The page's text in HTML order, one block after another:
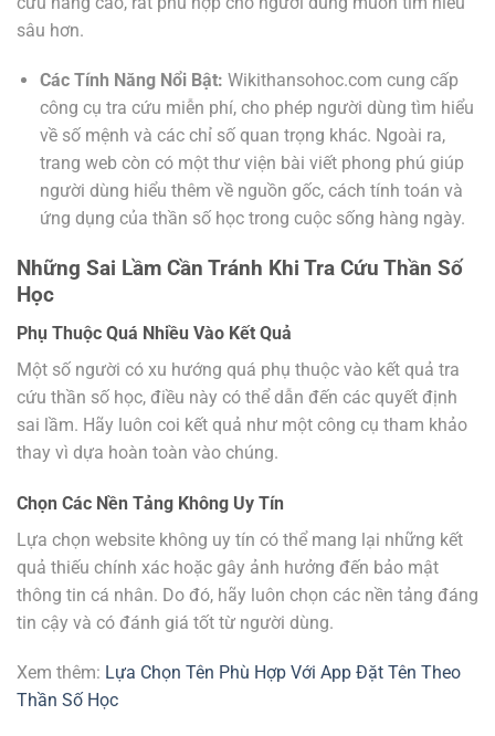
sâu hơn.
Các Tính Năng Nổi Bật: Wikithansohoc.com cung cấp
công cụ tra cứu miễn phí, cho phép người dùng tìm hiểu
về số mệnh và các chỉ số quan trọng khác. Ngoài ra,
trang web còn có một thư viện bài viết phong phú giúp
người dùng hiểu thêm về nguồn gốc, cách tính toán và
ứng dụng của thần số học trong cuộc sống hàng ngày.
Những Sai Lầm Cần Tránh Khi Tra Cứu Thần Số
Học
Phụ Thuộc Quá Nhiều Vào Kết Quả
Một số người có xu hướng quá phụ thuộc vào kết quả tra
cứu thần số học, điều này có thể dẫn đến các quyết định
sai lầm. Hãy luôn coi kết quả như một công cụ tham khảo
thay vì dựa hoàn toàn vào chúng.
Chọn Các Nền Tảng Không Uy Tín
Lựa chọn website không uy tín có thể mang lại những kết
quả thiếu chính xác hoặc gây ảnh hưởng đến bảo mật
thông tin cá nhân. Do đó, hãy luôn chọn các nền tảng đáng
tin cậy và có đánh giá tốt từ người dùng.
Xem thêm: Lựa Chọn Tên Phù Hợp Với App Đặt Tên Theo
Thần Số Học